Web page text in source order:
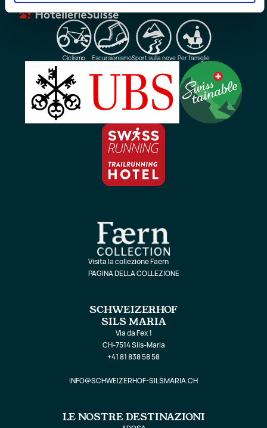
Ciclismo EscursionismoSport sulla neve Per famiglie
Visita la collezione Faern
PAGINA DELLA COLLEZIONE
SCHWEIZERHOF
SILS MARIA
Via da Fex 1
CH-7514 Sils-Maria
+41 81 838 58 58
INFO@SCHWEIZERHOF-SILSMARIA.CH
LE NOSTRE DESTINAZIONI